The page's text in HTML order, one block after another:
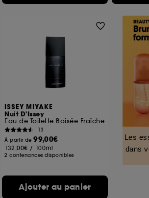
ISSEY MIYAKE
Nuit D'Issey
Eau de Toilette Boisée Fraîche
13
À partir de99,00€
132,00€ / 100ml
2 contenances disponibles
Ajouter au panier
Les
dans